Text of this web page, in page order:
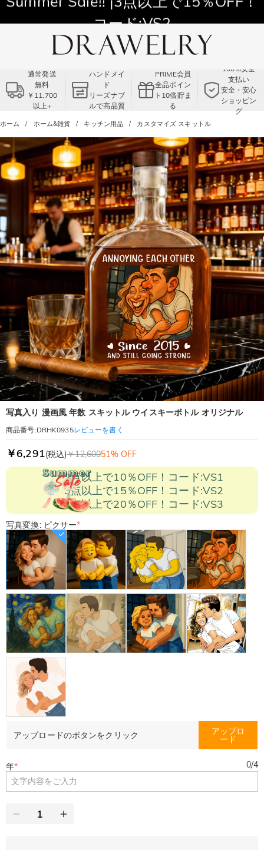
11,700円以上通常配送無料！
Summer Sale!! |3点以上で15％OFF！
コード:VS2
通常発送
無料
￥11,700
以上+
ハンドメイ
ド
リーズナブ
ルで高品質
PRIME会員
全品ポイン
ト10倍貯ま
る
100%安全
支払い
安全・安心
ショッピン
グ
ホーム ホーム&雑貨 キッチン用品 カスタマイズ スキットル
写真入り 漫画風 年数 スキットル ウイスキーボトル オリジナル
商品番号:DRHK0935レビューを書く
￥6,291(税込)￥12,60051% OFF
2点以上で10％OFF！コード:VS1
3点以上で15％OFF！コード:VS2
5点以上で20％OFF！コード:VS3
写真変換: ピクサー*
アップロードのボタンをクリック アップロ
ード
年* 0/4